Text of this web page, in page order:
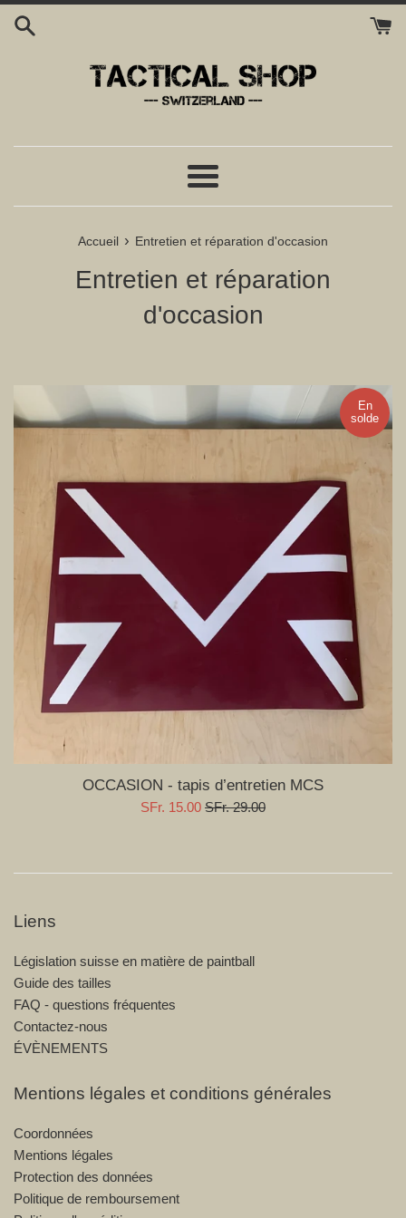
Passer
Menu
Accueil › Entretien et réparation d'occasion
Entretien et réparation
d'occasion
OCCASION - tapis d’entretien MCS
Prix
SFr. 15.00 Prix
SFr. 29.00
En
solde
Liens
Législation suisse en matière de paintball
Guide des tailles
FAQ - questions fréquentes
Contactez-nous
ÉVÈNEMENTS
Mentions légales et conditions générales
Coordonnées
Mentions légales
Protection des données
Politique de remboursement